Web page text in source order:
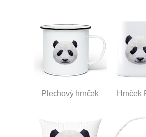
Plechový hrnček Hrnček